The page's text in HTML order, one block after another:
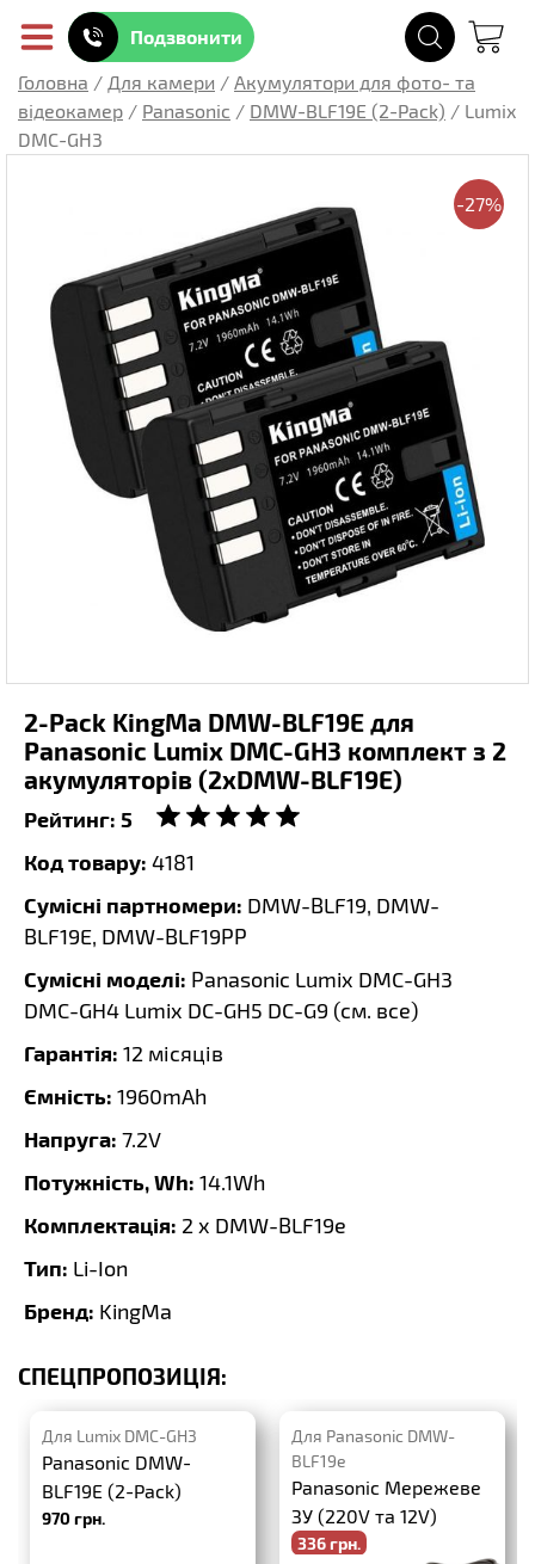
Подзвонити
Головна / Для камери / Акумулятори для фото- та
відеокамер / Panasonic / DMW-BLF19E (2-Pack) / Lumix
DMC-GH3
-27%
2-Pack KingMa DMW-BLF19E для
Panasonic Lumix DMC-GH3 комплект з 2
акумуляторів (2xDMW-BLF19E)
Рейтинг: 5
Код товару: 4181
Сумісні партномери: DMW-BLF19, DMW-
BLF19E, DMW-BLF19PP
Сумісні моделі: Panasonic Lumix DMC-GH3
DMC-GH4 Lumix DC-GH5 DC-G9 (см. все)
Гарантія: 12 місяців
Ємність: 1960mAh
Напруга: 7.2V
Потужність, Wh: 14.1Wh
Комплектація: 2 x DMW-BLF19e
Тип: Li-Ion
Бренд: KingMa
СПЕЦПРОПОЗИЦІЯ:
Для Lumix DMC-GH3
Panasonic DMW-
BLF19E (2-Pack)
970 грн.
Для Panasonic DMW-
BLF19e
Panasonic Мережеве
ЗУ (220V та 12V)
336 грн.